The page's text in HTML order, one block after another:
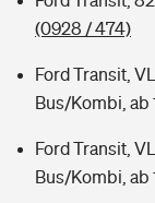
(0928 / 474)
Ford Transit,
Bus/Kombi, ab
Ford Transit,
Bus/Kombi, ab